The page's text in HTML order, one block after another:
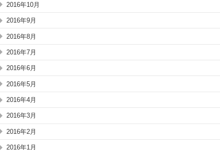
2016年10月
2016年9月
2016年8月
2016年7月
2016年6月
2016年5月
2016年4月
2016年3月
2016年2月
2016年1月